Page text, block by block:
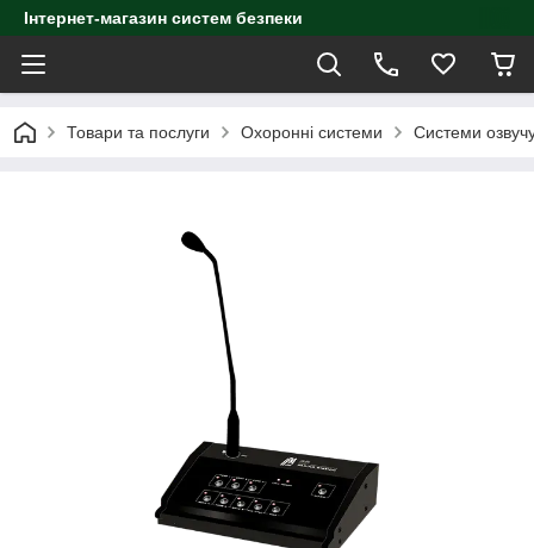
Інтернет-магазин систем безпеки
Товари та послуги Охоронні системи Системи